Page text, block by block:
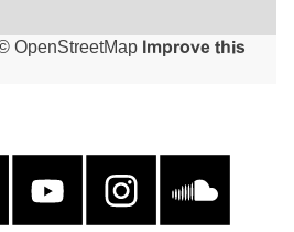
OpenStreetMap Improve this